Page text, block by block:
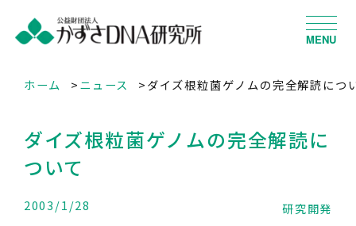
MENU
ホーム ニュース ダイズ根粒菌ゲノムの完全解読につ
ダイズ根粒菌ゲノムの完全解読に
ついて
2003/1/28 研究開発